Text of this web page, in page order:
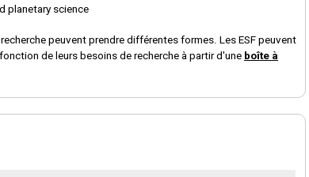
planetary science
peuvent prendre différentes formes. Les ESF peuvent
de leurs besoins de recherche à partir d'une boîte à